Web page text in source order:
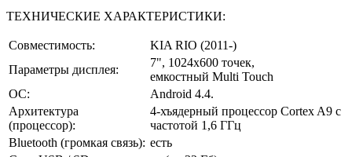
ТЕХНИЧЕСКИЕ ХАРАКТЕРИСТИКИ:
Совместимость:
KIA RIO (2011-)
Параметры дисплея:
7", 1024х600 точек,
емкостный Multi Touch
ОС:
Android 4.4.
Архитектура
(процессор):
4-хъядерный процессор Cortex A9 с
частотой 1,6 ГГц
Bluetooth (громкая связь): есть